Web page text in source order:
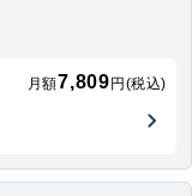
月額7,809 円(税込)